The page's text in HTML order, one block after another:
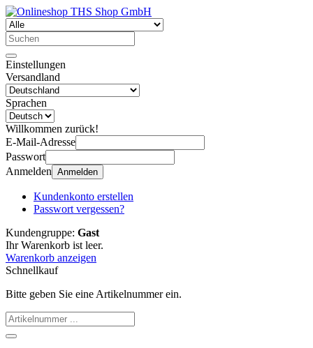
Einstellungen
Versandland
Sprachen
Willkommen zurück!
E-Mail-Adresse
Passwort
Anmelden Anmelden
Kundenkonto erstellen
Passwort vergessen?
Kundengruppe: Gast
Ihr Warenkorb ist leer.
Warenkorb anzeigen
Schnellkauf
Bitte geben Sie eine Artikelnummer ein.